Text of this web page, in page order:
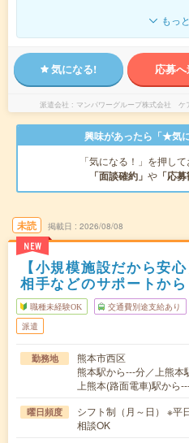
もっ
気になる! 応募
派遣会社 マンパワーグループ株式会社 ケ
興味があったら「★気
「気になる！」を押し
「面談確約」 や 「応
未読
NEW
掲載日 2026/08/08
【小規模施設だから安
相手などのサポートか
職種未経験OK 交通費別途支給あり
派遣
勤務地
熊本市西区
熊本駅から---分／上熊本
上熊本(路面電車)駅から
曜日頻度
シフト制（月～日） ※平
相談OK